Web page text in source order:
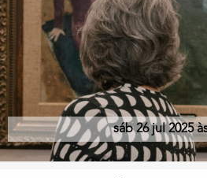
sáb 26 jul 2025